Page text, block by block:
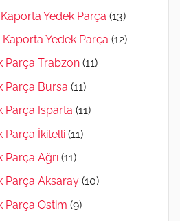
Yedek Parça (13)
Yedek Parça (12)
Parça Trabzon (11)
Parça Bursa (11)
Parça Isparta (11)
Parça İkitelli (11)
Parça Ağrı (11)
Parça Aksaray (10)
Parça Ostim (9)